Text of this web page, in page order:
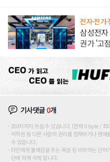
전자·전기
삼성전
권가 '고
기사댓글0개
200자까지 쓰실 수 있습니다. (현재 0 byte / 최
저작권 등 다른 사람의 권리를 침해하거나 명
수 있습니다.
타인에게 불쾌감을 주는 욕설 등 비하하는 단
단에 의해 삭제 합니다.